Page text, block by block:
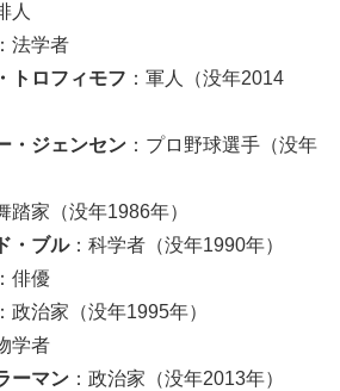
人
：法学者
トロフィモフ ：軍人（没年2014
・ジェンセン ：プロ野球選手（没年
踏家（没年1986年）
・ブル：科学者（没年1990年）
：俳優
：政治家（没年1995年）
学者
ーマン ：政治家（没年2013年）